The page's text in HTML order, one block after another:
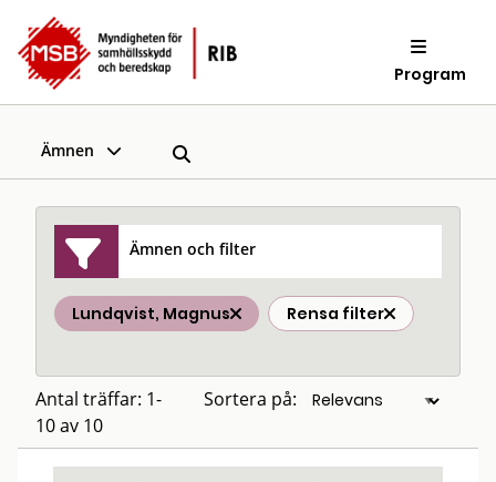
Program
Ämnen
Ämnen och filter
Lundqvist, Magnus Rensa filter
Antal träffar: 1-
10 av 10
Sortera på: